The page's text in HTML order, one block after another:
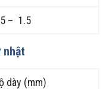
– 1.5
dày (mm)